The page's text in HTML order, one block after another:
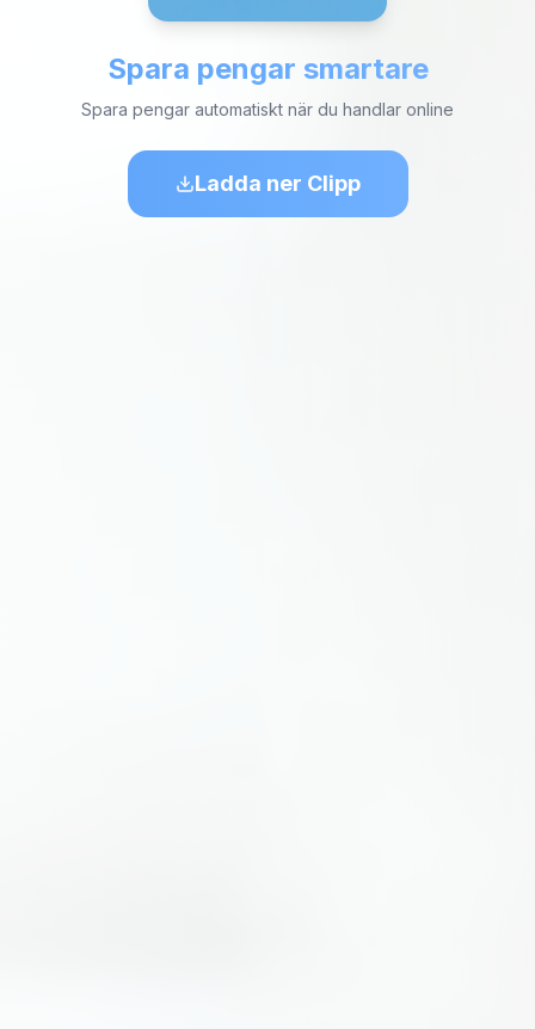
Spara pengar smartare
Spara pengar automatiskt när du handlar online
Ladda ner Clipp